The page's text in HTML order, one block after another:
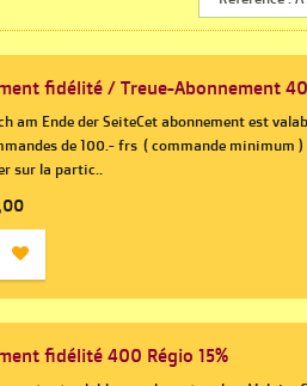
fidélité / Treue-Abonnement
am Ende der SeiteCet abonnement est
de 100.- frs ( commande minimum
sur la partic..
fidélité 400 Régio 15%